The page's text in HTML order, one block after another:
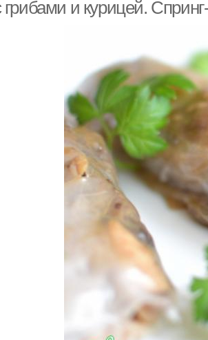
и курицей.